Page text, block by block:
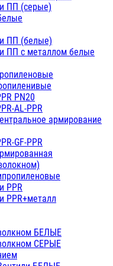
ПП (серые)
ПП (белые)
ПП с металлом белые
PN20
AL-PPR
армирование
GF-PPR
PPR
PPR+металл
БЕЛЫЕ
СЕРЫЕ